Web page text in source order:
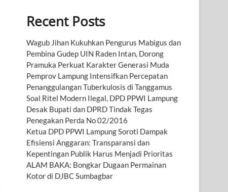
Recent Posts
Wagub Jihan Kukuhkan Pengurus Mabigus dan
Pembina Gudep UIN Raden Intan, Dorong
Pramuka Perkuat Karakter Generasi Muda
Pemprov Lampung Intensifkan Percepatan
Penanggulangan Tuberkulosis di Tanggamus
Soal Ritel Modern Ilegal, DPD PPWI Lampung
Desak Bupati dan DPRD Tindak Tegas
Penegakan Perda No 02/2016
Ketua DPD PPWI Lampung Soroti Dampak
Efisiensi Anggaran: Transparansi dan
Kepentingan Publik Harus Menjadi Prioritas
ALAM BAKA: Bongkar Dugaan Permainan
Kotor di DJBC Sumbagbar